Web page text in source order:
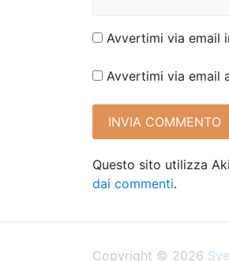
Avvertimi via email
Avvertimi via email
Questo sito utilizza
dai commenti.
Copyright © 2026